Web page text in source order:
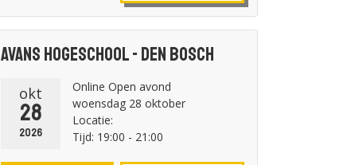
Avans Hogeschool - Den Bosch
okt
28
2026
Online Open avond
woensdag 28 oktober
Locatie:
Tijd: 19:00 - 21:00